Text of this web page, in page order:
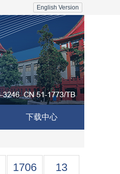
English Version
下载中心
1706 13